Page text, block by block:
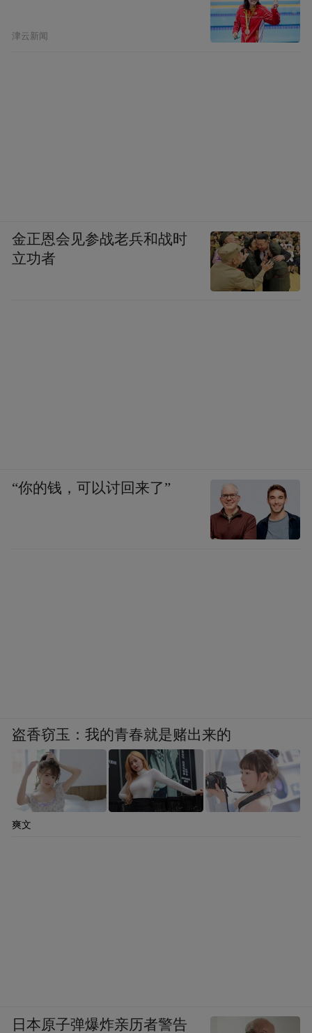
津云新闻
金正恩会见参战老兵和战时
立功者
“你的钱，可以讨回来了”
盗香窃玉：我的青春就是赌出来的
爽文
日本原子弹爆炸亲历者警告